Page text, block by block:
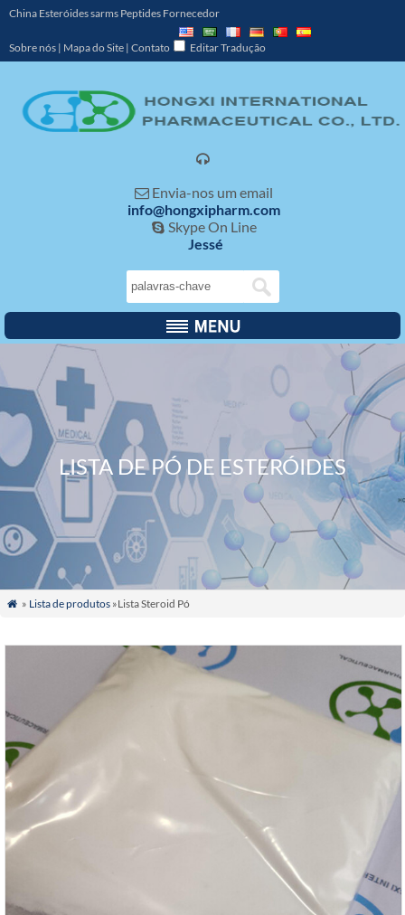
China Esteróides sarms Peptides Fornecedor
Sobre nós | Mapa do Site | Contato Editar Tradução

 Envia-nos um email
info@hongxipharm.com
 Skype On Line
Jessé
LISTA DE PÓ DE ESTERÓIDES
 » Lista de produtos»Lista Steroid Pó